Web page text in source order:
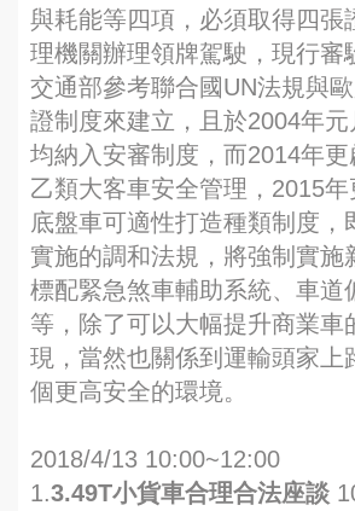
與耗能等四項，必須取得四張
理機關辦理領牌駕駛，現行審
交通部參考聯合國UN法規與
證制度來建立，且於2004年
均納入安審制度，而2014年更
乙類大客車安全管理，2015
底盤車可適性打造種類制度，
實施的調和法規，將強制實施
標配緊急煞車輔助系統、車道
等，除了可以大幅提升商業車
現，當然也關係到運輸頭家上
個更高安全的環境。
2018/4/13 10:00~12:00
1.3.49T小貨車合理合法座談